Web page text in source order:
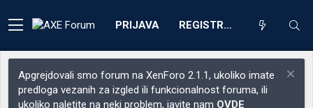
PRIJAVA REGISTRACIJA
Apgrejdovali smo forum na XenForo 2.1.1, ukoliko imate
predloga vezanih za izgled ili funkcionalnost foruma, ili
ukoliko naletite na neki problem, javite nam OVDE